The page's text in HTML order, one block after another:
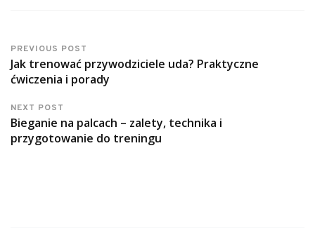
PREVIOUS POST
Jak trenować przywodziciele uda? Praktyczne
ćwiczenia i porady
NEXT POST
Bieganie na palcach – zalety, technika i
przygotowanie do treningu